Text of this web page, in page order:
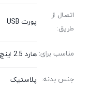
اتصال از
طریق:
پورت USB
مناسب برای: هارد 2.5 اینچ HDD, هارد 2.5 اینچ SSD
جنس بدنه: پلاستیک